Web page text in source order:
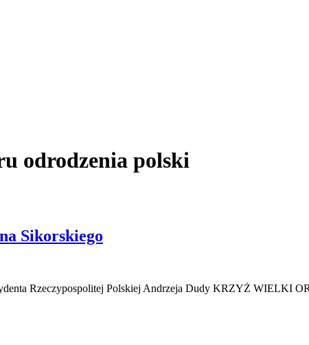
odrodzenia polski
Sikorskiego
Rzeczypospolitej Polskiej Andrzeja Dudy KRZYŻ WIELKI